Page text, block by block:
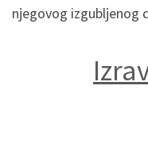
njegovog izgubljenog